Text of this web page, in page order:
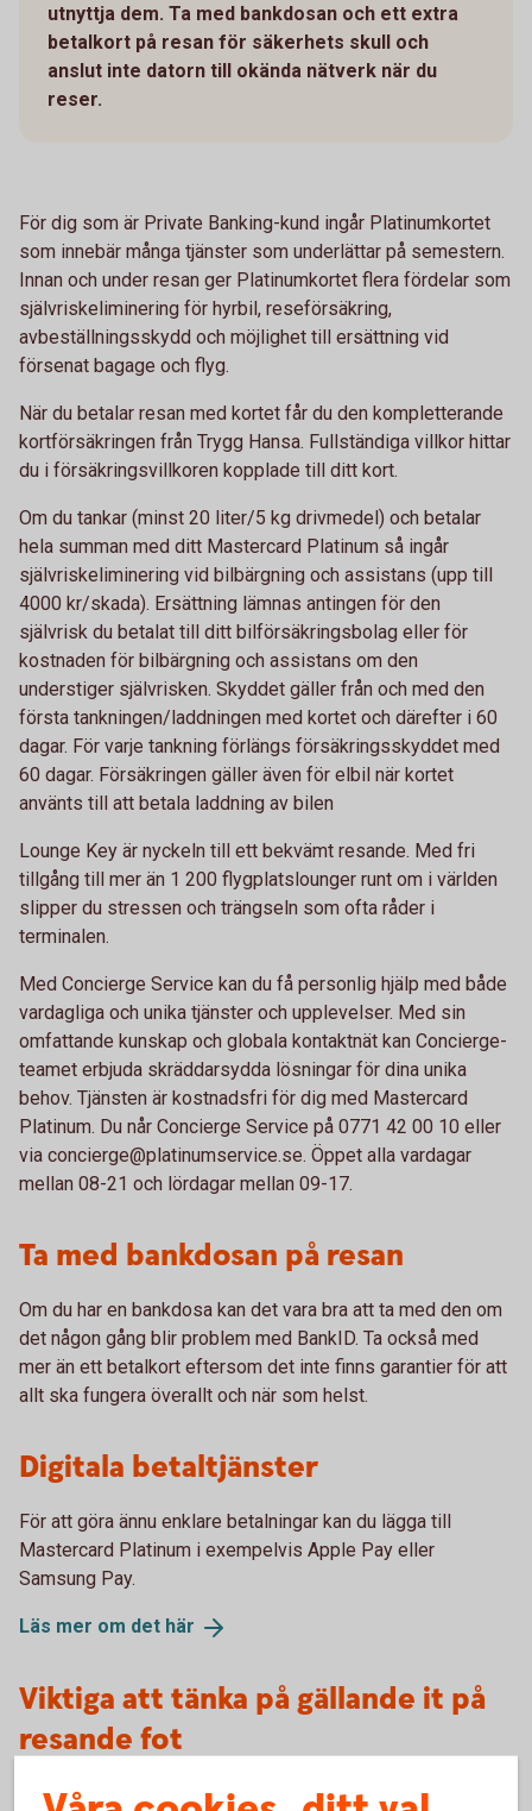
utnyttja dem. Ta med bankdosan och ett extra
betalkort på resan för säkerhets skull och
anslut inte datorn till okända nätverk när du
reser.
För dig som är Private Banking-kund ingår Platinumkortet
som innebär många tjänster som underlättar på semestern.
Innan och under resan ger Platinumkortet flera fördelar som
självriskeliminering för hyrbil, reseförsäkring,
avbeställningsskydd och möjlighet till ersättning vid
försenat bagage och flyg.
När du betalar resan med kortet får du den kompletterande
kortförsäkringen från Trygg Hansa. Fullständiga villkor hittar
du i försäkringsvillkoren kopplade till ditt kort.
Om du tankar (minst 20 liter/5 kg drivmedel) och betalar
hela summan med ditt Mastercard Platinum så ingår
självriskeliminering vid bilbärgning och assistans (upp till
4000 kr/skada). Ersättning lämnas antingen för den
självrisk du betalat till ditt bilförsäkringsbolag eller för
kostnaden för bilbärgning och assistans om den
understiger självrisken. Skyddet gäller från och med den
första tankningen/laddningen med kortet och därefter i 60
dagar. För varje tankning förlängs försäkringsskyddet med
60 dagar. Försäkringen gäller även för elbil när kortet
använts till att betala laddning av bilen
Lounge Key är nyckeln till ett bekvämt resande. Med fri
tillgång till mer än 1 200 flygplatslounger runt om i världen
slipper du stressen och trängseln som ofta råder i
terminalen.
Med Concierge Service kan du få personlig hjälp med både
vardagliga och unika tjänster och upplevelser. Med sin
omfattande kunskap och globala kontaktnät kan Concierge-
teamet erbjuda skräddarsydda lösningar för dina unika
behov. Tjänsten är kostnadsfri för dig med Mastercard
Platinum. Du når Concierge Service på 0771 42 00 10 eller
via concierge@platinumservice.se. Öppet alla vardagar
mellan 08-21 och lördagar mellan 09-17.
Ta med bankdosan på resan
Om du har en bankdosa kan det vara bra att ta med den om
det någon gång blir problem med BankID. Ta också med
mer än ett betalkort eftersom det inte finns garantier för att
allt ska fungera överallt och när som helst.
Digitala betaltjänster
För att göra ännu enklare betalningar kan du lägga till
Mastercard Platinum i exempelvis Apple Pay eller
Samsung Pay.
Läs mer om det här
Viktiga att tänka på gällande it på
resande fot
Ring aldrig upp missade telefonsamtal från utlandet om